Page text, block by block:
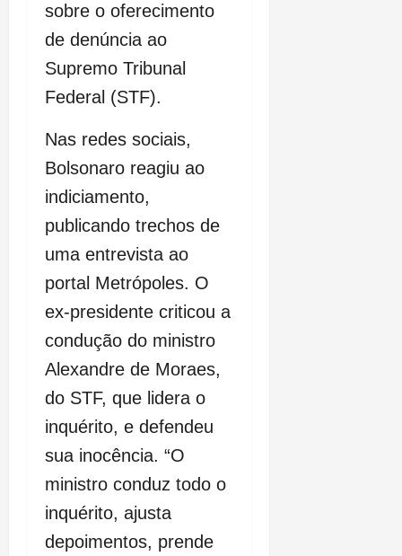
sobre o oferecimento
de denúncia ao
Supremo Tribunal
Federal (STF).
Nas redes sociais,
Bolsonaro reagiu ao
indiciamento,
publicando trechos de
uma entrevista ao
portal Metrópoles. O
ex-presidente criticou a
condução do ministro
Alexandre de Moraes,
do STF, que lidera o
inquérito, e defendeu
sua inocência. “O
ministro conduz todo o
inquérito, ajusta
depoimentos, prende